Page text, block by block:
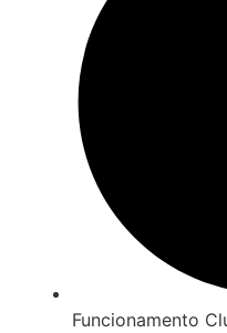
Funcionamento